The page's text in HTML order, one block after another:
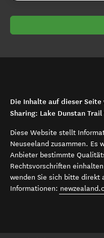
Die Inhalte auf dieser
Sharing: Lake Dunstan Trail
Diese Website stellt
Neuseeland zusammen. Es
Anbieter bestimmte
Rechtsvorschriften
wenden Sie sich bitte direkt
Informationen: